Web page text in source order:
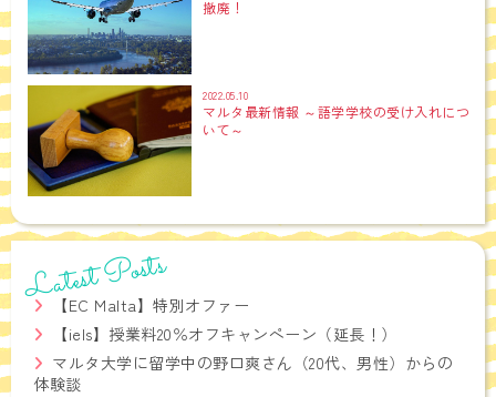
撤廃！
2022.05.10
マルタ最新情報 ～語学学校の受け入れにつ
いて～
Latest Posts
【EC Malta】特別オファー
【iels】授業料20％オフキャンペーン（延長！）
マルタ大学に留学中の野口爽さん（20代、男性）からの
体験談